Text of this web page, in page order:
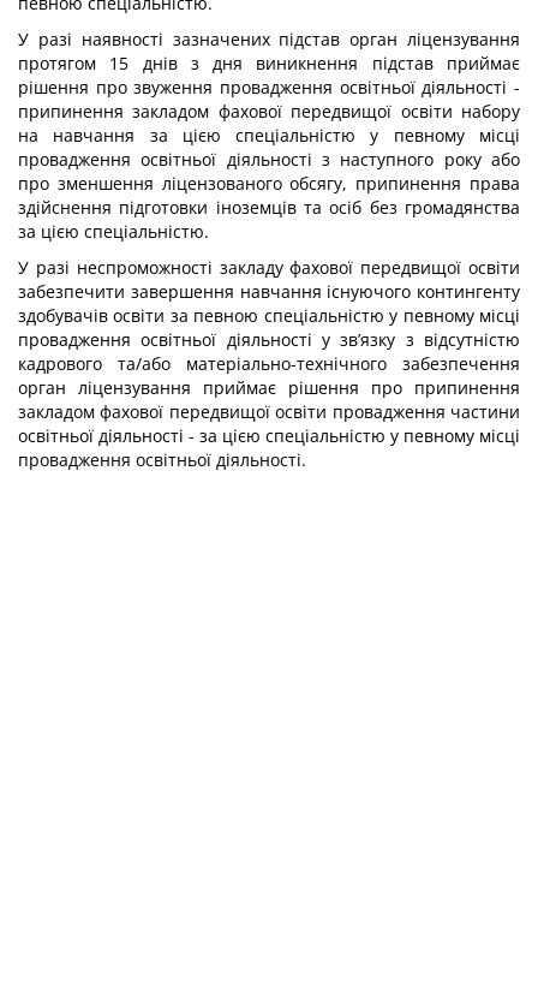
У разі наявності зазначених підстав орган ліцензування
протягом 15 днів з дня виникнення підстав приймає
рішення про звуження провадження освітньої діяльності -
припинення закладом фахової передвищої освіти набору
на навчання за цією спеціальністю у певному місці
провадження освітньої діяльності з наступного року або
про зменшення ліцензованого обсягу, припинення права
здійснення підготовки іноземців та осіб без громадянства
за цією спеціальністю.
У разі неспроможності закладу фахової передвищої освіти
забезпечити завершення навчання існуючого контингенту
здобувачів освіти за певною спеціальністю у певному місці
провадження освітньої діяльності у зв’язку з відсутністю
кадрового та/або матеріально-технічного забезпечення
орган ліцензування приймає рішення про припинення
закладом фахової передвищої освіти провадження частини
освітньої діяльності - за цією спеціальністю у певному місці
провадження освітньої діяльності.